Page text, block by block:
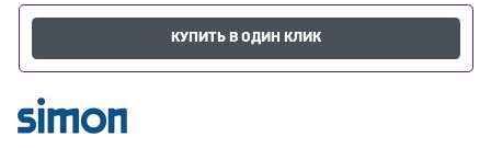
КУПИТЬ В ОДИН КЛИК